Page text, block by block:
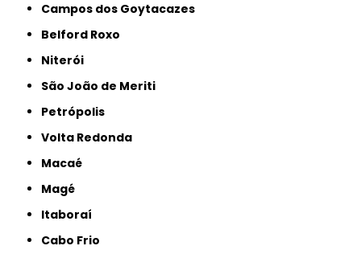
Campos dos Goytacazes
Belford Roxo
Niterói
São João de Meriti
Petrópolis
Volta Redonda
Macaé
Magé
Itaboraí
Cabo Frio